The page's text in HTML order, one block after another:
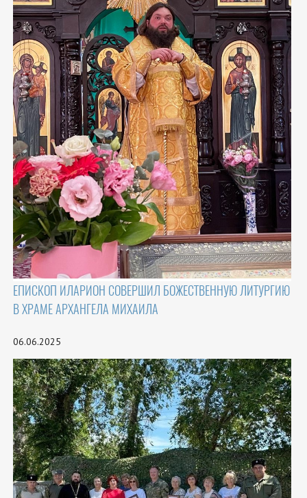
ЕПИСКОП ИЛАРИОН СОВЕРШИЛ БОЖЕСТВЕННУЮ ЛИТУРГИЮ
В ХРАМЕ АРХАНГЕЛА МИХАИЛА
06.06.2025